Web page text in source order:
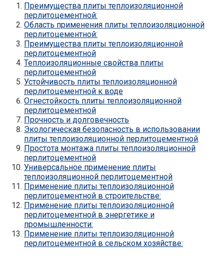
Преимущества плиты теплоизоляционной
перлитоцементной:
Область применения плиты теплоизоляционной
перлитоцементной:
Преимущества плиты теплоизоляционной
перлитоцементной
Теплоизоляционные свойства плиты
перлитоцементной
Устойчивость плиты теплоизоляционной
перлитоцементной к воде
Огнестойкость плиты теплоизоляционной
перлитоцементной
Прочность и долговечность
Экологическая безопасность в использовании
плиты теплоизоляционной перлитоцементной
Простота монтажа плиты теплоизоляционной
перлитоцементной
Универсальное применение плиты
теплоизоляционной перлитоцементной
Применение плиты теплоизоляционной
перлитоцементной в строительстве:
Применение плиты теплоизоляционной
перлитоцементной в энергетике и
промышленности:
Применение плиты теплоизоляционной
перлитоцементной в сельском хозяйстве: